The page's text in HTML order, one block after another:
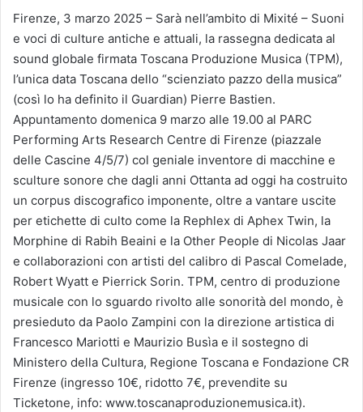
Firenze, 3 marzo 2025 – Sarà nell’ambito di Mixité – Suoni
e voci di culture antiche e attuali, la rassegna dedicata al
sound globale firmata Toscana Produzione Musica (TPM),
l’unica data Toscana dello “scienziato pazzo della musica”
(così lo ha definito il Guardian) Pierre Bastien.
Appuntamento domenica 9 marzo alle 19.00 al PARC
Performing Arts Research Centre di Firenze (piazzale
delle Cascine 4/5/7) col geniale inventore di macchine e
sculture sonore che dagli anni Ottanta ad oggi ha costruito
un corpus discografico imponente, oltre a vantare uscite
per etichette di culto come la Rephlex di Aphex Twin, la
Morphine di Rabih Beaini e la Other People di Nicolas Jaar
e collaborazioni con artisti del calibro di Pascal Comelade,
Robert Wyatt e Pierrick Sorin. TPM, centro di produzione
musicale con lo sguardo rivolto alle sonorità del mondo, è
presieduto da Paolo Zampini con la direzione artistica di
Francesco Mariotti e Maurizio Busìa e il sostegno di
Ministero della Cultura, Regione Toscana e Fondazione CR
Firenze (ingresso 10€, ridotto 7€, prevendite su
Ticketone, info: www.toscanaproduzionemusica.it).